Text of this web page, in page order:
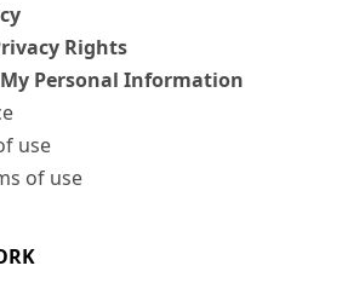
Rights
Personal Information
use
of use